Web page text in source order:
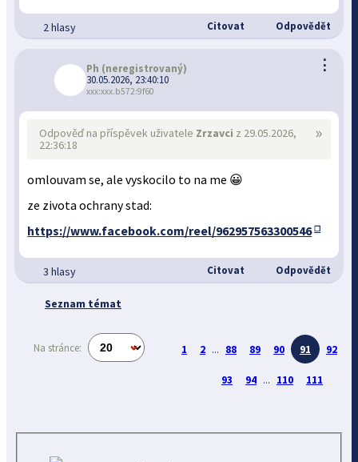
2 hlasy Citovat Odpovědět
⋮
Ph (neregistrovaný)
30.05.2026, 23:40:10
xxx:xxx.b572:9f60
»
Odpověď na příspěvek uživatele Zrzavci z 29.05.2026,
22:36:18
omlouvam se, ale vyskocilo to na me 😀
ze zivota ochrany stad:
https://www.facebook.com/reel/962957563300546
3 hlasy Citovat Odpovědět
Seznam témat
Na stránce: 1 2 ... 88 89 90 91 92
93 94 ... 110 111